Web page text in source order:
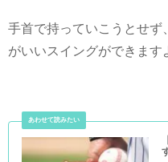
手首で持っていこうとせず、
がいいスイングができます